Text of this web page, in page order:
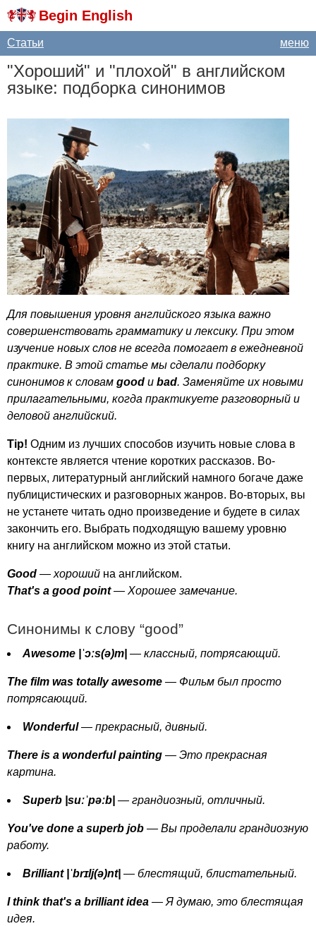
Begin English
меню
Статьи
"Хороший" и "плохой" в английском
языке: подборка синонимов
Для повышения уровня английского языка важно
совершенствовать грамматику и лексику. При этом
изучение новых слов не всегда помогает в ежедневной
практике. В этой статье мы сделали подборку
синонимов к словам good и bad. Заменяйте их новыми
прилагательными, когда практикуете разговорный и
деловой английский.
Tip! Одним из лучших способов изучить новые слова в
контексте является чтение коротких рассказов. Во-
первых, литературный английский намного богаче даже
публицистических и разговорных жанров. Во-вторых, вы
не устанете читать одно произведение и будете в силах
закончить его. Выбрать подходящую вашему уровню
книгу на английском можно из этой статьи.
Good — хороший на английском.
That's a good point— Хорошее замечание.
Синонимы к слову “good”
Awesome |ˈɔːs(ə)m — классный, потрясающий.
The film was totally awesome — Фильм был просто
потрясающий.
Wonderful— прекрасный, дивный.
There is a wonderful painting — Это прекрасная
картина.
Superb suːˈpəːb — грандиозный, отличный.
You've done a superb job — Вы проделали грандиозную
работу.
Brilliant|ˈbrɪlj(ə)nt| — блестящий, блистательный.
I think that's a brilliant idea — Я думаю, это блестящая
идея.